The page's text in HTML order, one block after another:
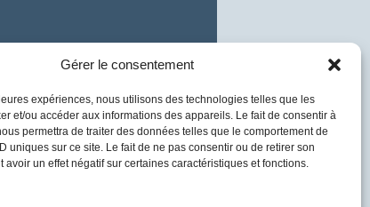
Gérer le consentement
expériences, nous utilisons des technologies telles que les
et/ou accéder aux informations des appareils. Le fait de consentir à
permettra de traiter des données telles que le comportement de
uniques sur ce site. Le fait de ne pas consentir ou de retirer son
avoir un effet négatif sur certaines caractéristiques et fonctions.